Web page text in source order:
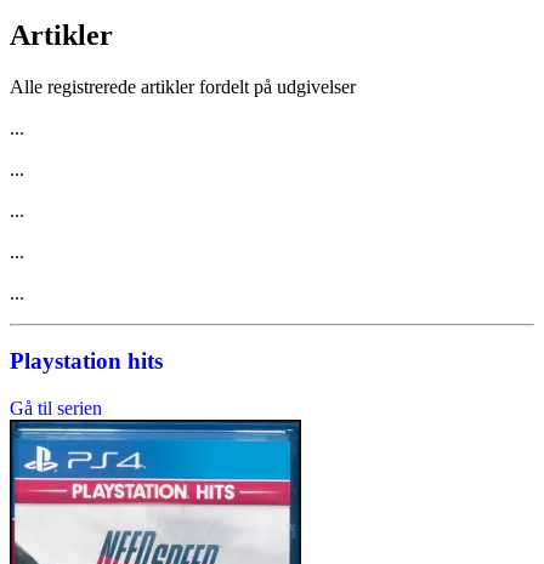
Artikler
Alle registrerede artikler fordelt på udgivelser
...
...
...
...
...
Playstation hits
Gå til serien